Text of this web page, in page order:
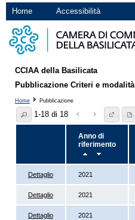
Home Accessibilità
CCIAA della Basilicata
Pubblicazione Criteri e modalità
Home Pubblicazione
1-18 di 18
Anno di
riferimento
Dettaglio 2021
Dettaglio 2021
Dettaglio 2021